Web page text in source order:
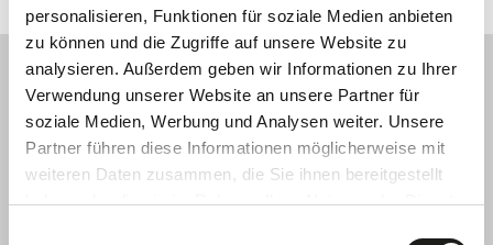
personalisieren, Funktionen für soziale Medien anbieten
zu können und die Zugriffe auf unsere Website zu
analysieren. Außerdem geben wir Informationen zu Ihrer
Verwendung unserer Website an unsere Partner für
soziale Medien, Werbung und Analysen weiter. Unsere
Partner führen diese Informationen möglicherweise mit
weiteren Daten zusammen, die Sie ihnen bereitgestellt
haben oder die sie im Rahmen Ihrer Nutzung der Dienste
Peut vous intéresser